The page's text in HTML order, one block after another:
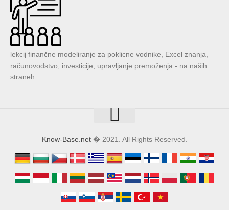
lekcij finančne modeliranje za poklicne vodnike, Excel znanja,
računovodstvo, investicije, upravljanje premoženja - na naših
straneh
Know-Base.net� 2021. All Rights Reserved.